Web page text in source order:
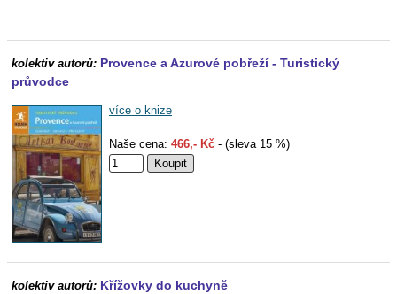
kolektiv autorů: Provence a Azurové pobřeží - Turistický
průvodce
více o knize
Naše cena: 466,- Kč - (sleva 15 %)
kolektiv autorů: Křížovky do kuchyně